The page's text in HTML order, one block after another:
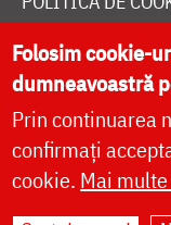
DONEAZĂ ONLINE
LIVE
Folosim cookie-
dumneavoastră
Prin continuarea
confirmați
cookie. Mai